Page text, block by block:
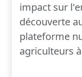
impact sur
découverte
plateforme
agriculteurs